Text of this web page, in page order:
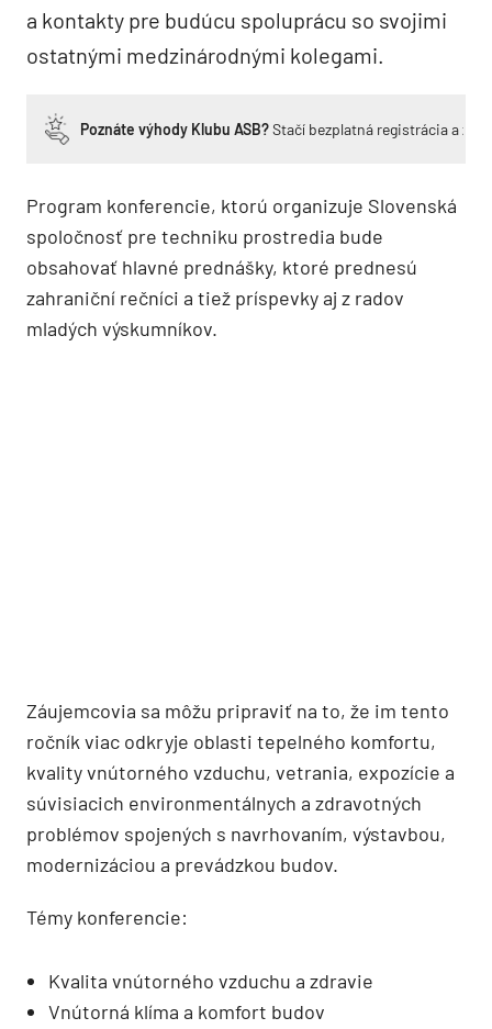
a kontakty pre budúcu spoluprácu so svojimi
ostatnými medzinárodnými kolegami.
Poznáte výhody Klubu ASB?Stačí bezplatná registrácia a
Program konferencie, ktorú organizuje Slovenská
spoločnosť pre techniku prostredia bude
obsahovať hlavné prednášky, ktoré prednesú
zahraniční rečníci a tiež príspevky aj z radov
mladých výskumníkov.
Záujemcovia sa môžu pripraviť na to, že im tento
ročník viac odkryje oblasti tepelného komfortu,
kvality vnútorného vzduchu, vetrania, expozície a
súvisiacich environmentálnych a zdravotných
problémov spojených s navrhovaním, výstavbou,
modernizáciou a prevádzkou budov.
Témy konferencie:
Kvalita vnútorného vzduchu a zdravie
Vnútorná klíma a komfort budov